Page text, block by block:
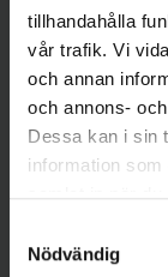
tillhandahålla
vår trafik. Vi
och annan
och annons-
Dessa kan i sin
information
samlat in när
Nödvändig